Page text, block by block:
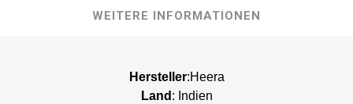
WEITERE INFORMATIONEN
Hersteller:Heera
Land : Indien